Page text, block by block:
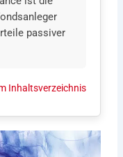
passiver
Inhaltsverzeichnis